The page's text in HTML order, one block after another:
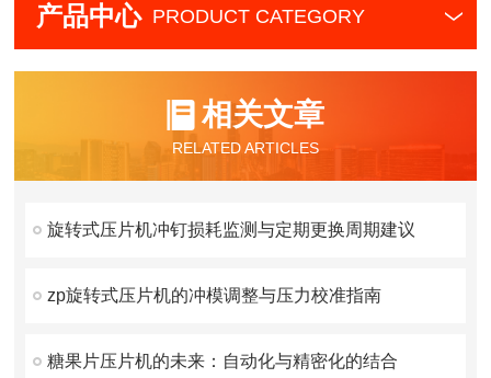
产品中心 PRODUCT CATEGORY
相关文章
RELATED ARTICLES
旋转式压片机冲钉损耗监测与定期更换周期建议
zp旋转式压片机的冲模调整与压力校准指南
糖果片压片机的未来：自动化与精密化的结合